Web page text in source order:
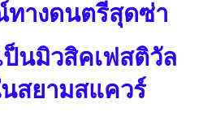
างดนตรีสุดซ่า
ป็นมิวสิคเฟสติวัล
นสยามสแควร์